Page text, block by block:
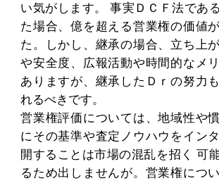
い気がします。 事実ＤＣＦ法であ
た場合、億を超える営業権の価値
た。しかし、継承の場合、立ち上
や安全度、広報活動や時間的なメ
ありますが、継承したＤｒの努力
れるべきです。
営業権評価については、地域性や
にその基準や査定ノウハウをイン
開することは市場の混乱を招く 可
るため出しませんが。営業権につ